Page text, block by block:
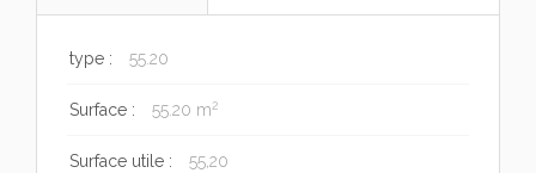
type : 55.20
Surface : 55.20 m2
Surface utile : 55,20